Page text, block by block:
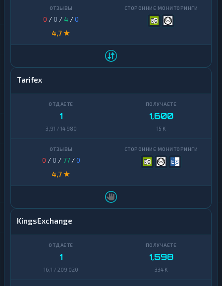
0 / 0 / 4 /0
4,7 ★
Tarifex
1
3,91 / 14 980
1,600
15 K
0 / 0 / 77/0
4,7 ★
KingsExchange
1
16,1 / 209 020
1,598
334 K